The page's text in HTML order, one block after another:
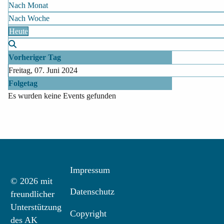
Nach Monat
Nach Woche
Heute
Vorheriger Tag
Freitag, 07. Juni 2024
Folgetag
Es wurden keine Events gefunden
© 2026 mit
freundlicher
Unterstützung
des AK
Impressum
Datenschutz
Copyright